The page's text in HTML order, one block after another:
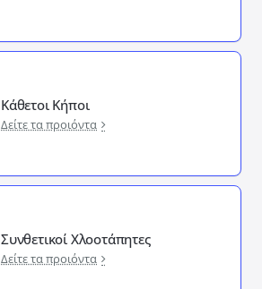
Κάθετοι Κήποι
Δείτε τα προιόντα
Συνθετικοί Χλοοτάπητες
Δείτε τα προιόντα